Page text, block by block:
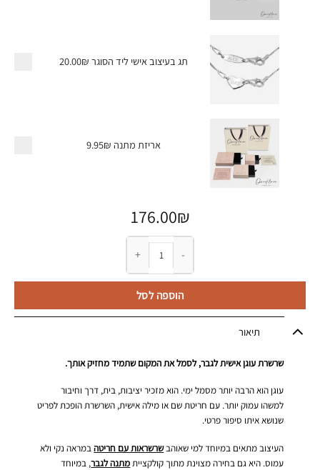
תג בעיצוב אישי ליד הסוגר 20.00₪
אריזת מתנה 9.95₪
176.00₪
כמות של שרשרת עוגן עם חריטת שם לגבר
הוספה לסל
תיאור
שרשרת עוגן אישית לגבר, לסמל את המקום שתמיד מחזיק אותך.
עוגן הוא הרבה יותר מסמל ימי. הוא מזכיר יציבות, בית, דרך וחיבור
למשהו עמוק יותר. עם חריטת שם או מילה אישית, השרשרת הופכת לפריט
שנושא איתו סיפור פרטי.
העיצוב מתאים במיוחד למי שאוהבשרשראות עם חריטהבמראה נקי ולא
עמוס. היא גם בחירה מצוינת מתוך קולקציית מתנה לגבר, במיוחד